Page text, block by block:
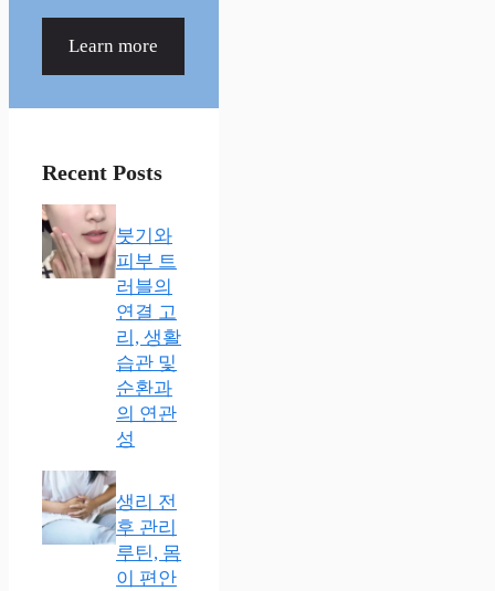
Learn more
Recent Posts
붓기와
피부 트
러블의
연결 고
리, 생활
습관 및
순환과
의 연관
성
생리 전
후 관리
루틴, 몸
이 편안